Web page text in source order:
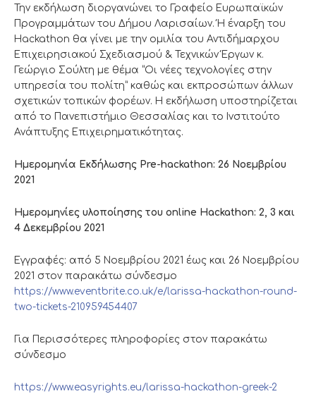
Την εκδήλωση διοργανώνει το Γραφείο Ευρωπαϊκών
Προγραμμάτων του Δήμου Λαρισαίων. Ή έναρξη του
Hackathon θα γίνει με την ομιλία του Αντιδήμαρχου
Επιχειρησιακού Σχεδιασμού & Τεχνικών Έργων κ.
Γεώργιο Σούλτη με θέμα “Οι νέες τεχνολογίες στην
υπηρεσία του πολίτη” καθώς και εκπροσώπων άλλων
σχετικών τοπικών φορέων. Η εκδήλωση υποστηρίζεται
από το Πανεπιστήμιο Θεσσαλίας και το Ινστιτούτο
Ανάπτυξης Επιχειρηματικότητας.
Ημερομηνία Εκδήλωσης Pre-hackathon: 26 Νοεμβρίου
2021
Ημερομηνίες υλοποίησης του online Hackathon: 2, 3 και
4 Δεκεμβρίου 2021
Εγγραφές: από 5 Νοεμβρίου 2021 έως και 26 Νοεμβρίου
2021 στον παρακάτω σύνδεσμο
https://www.eventbrite.co.uk/e/larissa-hackathon-round-
two-tickets-210959454407
Για Περισσότερες πληροφορίες στον παρακάτω
σύνδεσμο
https://www.easyrights.eu/larissa-hackathon-greek-2